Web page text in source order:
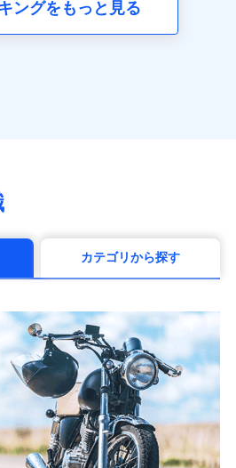
会社
）
会社
）
社（https://www.taiyo-
）
ん生命保険株式会社
）
式会社
）
社
）
式会社
ングをもっと見る
カテゴリから探す